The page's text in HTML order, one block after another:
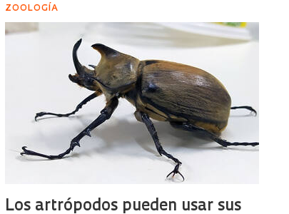
ZOOLOGÍA
Los artrópodos pueden usar sus